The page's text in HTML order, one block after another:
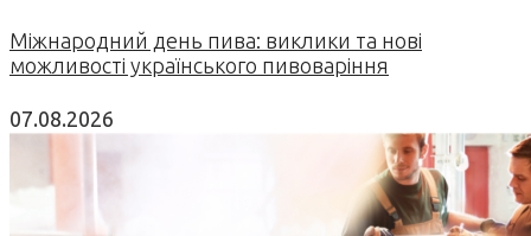
Міжнародний день пива: виклики та нові
можливості українського пивоваріння
07.08.2026